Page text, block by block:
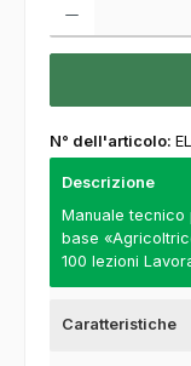
N° dell'articolo:
Descrizione
Manuale
base
100 lezioni
Caratteristiche